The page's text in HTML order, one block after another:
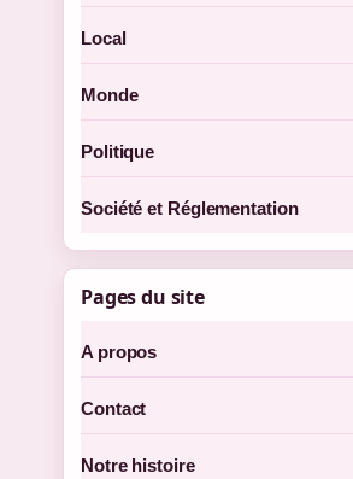
Local
Monde
Politique
Société et Réglementation
Pages du site
A propos
Contact
Notre histoire